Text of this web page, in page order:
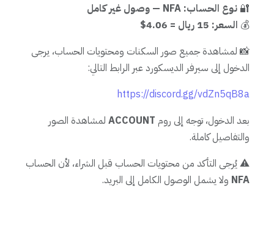
🔐 نوع الحساب: NFA — وصول غير كامل
💰 السعر: 15 ريال = 4.06$
📸 لمشاهدة جميع صور السكنات ومحتويات الحساب، يرجى
الدخول إلى سيرفر الديسكورد عبر الرابط التالي:
https://discord.gg/vdZn5qB8a
بعد الدخول، توجه إلى روم ACCOUNT لمشاهدة الصور
والتفاصيل كاملة.
⚠️ يُرجى التأكد من محتويات الحساب قبل الشراء، لأن الحساب
NFA ولا يشمل الوصول الكامل إلى البريد.